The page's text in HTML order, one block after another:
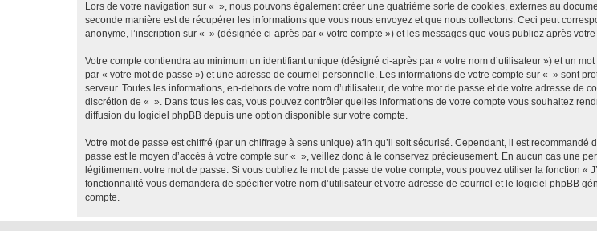
Lors de votre navigation sur « », nous pouvons également créer une quatrième sorte de cookies, externes au
seconde manière est de récupérer les informations que vous nous envoyez et que nous collectons. Ceci peut
anonyme, l’inscription sur « » (désignée ci-après par « votre compte ») et les messages que vous publiez après
Votre compte contiendra au minimum un identifiant unique (désigné ci-après par « votre nom d’utilisateur ») et un
par « votre mot de passe ») et une adresse de courriel personnelle. Les informations de votre compte sur « » sont
serveur. Toutes les informations, en-dehors de votre nom d’utilisateur, de votre mot de passe et de votre adresse
discrétion de « ». Dans tous les cas, vous pouvez contrôler quelles informations de votre compte vous souhaitez
diffusion du logiciel phpBB depuis une option disponible sur votre compte.
Votre mot de passe est chiffré (par un chiffrage à sens unique) afin qu’il soit sécurisé. Cependant, il est
passe est le moyen d’accès à votre compte sur « », veillez donc à le conservez précieusement. En aucun cas une
légitimement votre mot de passe. Si vous oubliez le mot de passe de votre compte, vous pouvez utiliser la fonction
fonctionnalité vous demandera de spécifier votre nom d’utilisateur et votre adresse de courriel et le logiciel phpBB
compte.